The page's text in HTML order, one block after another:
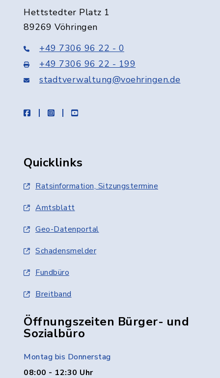
Hettstedter Platz 1
89269 Vöhringen
+49 7306 96 22 - 0
+49 7306 96 22 - 199
stadtverwaltung@voehringen.de
facebookinstagramyoutube
Quicklinks
Ratsinformation, Sitzungstermine
Amtsblatt
Geo-Datenportal
Schadensmelder
Fundbüro
Breitband
Öffnungszeiten Bürger- und
Sozialbüro
Montag bis Donnerstag
08:00 - 12:30 Uhr